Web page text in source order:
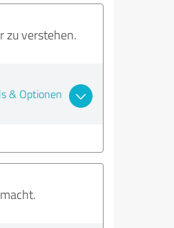
zu verstehen.
& Optionen